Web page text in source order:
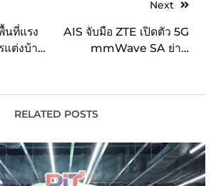
นที่แรง
แต่งบ้าน
กมิติ
ลกออฟ
Next
AIS จับมือ ZTE เปิดตัว 5G
mmWave SA ย่าน
RELATED POSTS